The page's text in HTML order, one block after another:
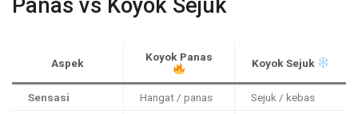
Panas vs Koyok Sejuk
Aspek Koyok Panas Koyok Sejuk
Sensasi Hangat / panas Sejuk / kebas